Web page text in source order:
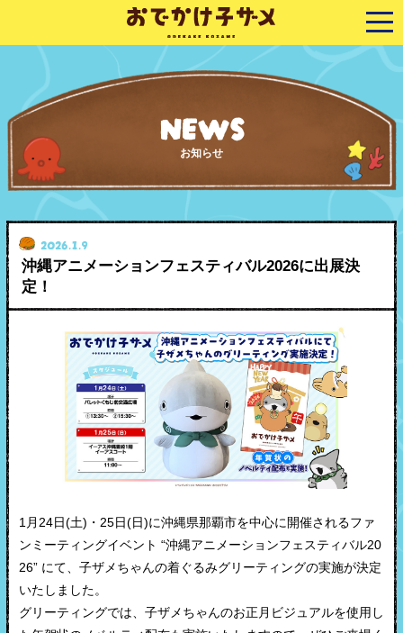
NEWS
お知らせ
2026.1.9
沖縄アニメーションフェスティバル2026に出展決
定！
1月24日(土)・25日(日)に沖縄県那覇市を中心に開催されるファ
ンミーティングイベント “沖縄アニメーションフェスティバル20
26” にて、子ザメちゃんの着ぐるみグリーティングの実施が決定
いたしました。
グリーティングでは、子ザメちゃんのお正月ビジュアルを使用し